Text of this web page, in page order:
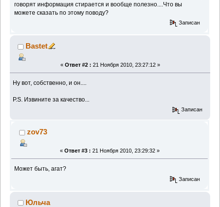
говорят информация стирается и вообще полезно....Что вы
можете сказать по этому поводу?
Записан
Bastet
« Ответ #2 : 21 Ноября 2010, 23:27:12 »
Ну вот, собственно, и он....
P.S. Извините за качество...
Записан
zov73
« Ответ #3 : 21 Ноября 2010, 23:29:32 »
Может быть, агат?
Записан
Юльча